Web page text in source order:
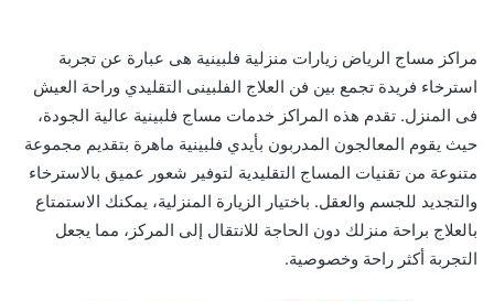
مراكز مساج الرياض زيارات منزلية فلبينية هى عبارة عن تجربة
استرخاء فريدة تجمع بين فن العلاج الفلبينى التقليدي وراحة العيش
فى المنزل. تقدم هذه المراكز خدمات مساج فلبينية عالية الجودة،
حيث يقوم المعالجون المدربون بأيدي فلبينية ماهرة بتقديم مجموعة
متنوعة من تقنيات المساج التقليدية لتوفير شعور عميق بالاسترخاء
والتجديد للجسم والعقل. باختيار الزيارة المنزلية، يمكنك الاستمتاع
بالعلاج براحة منزلك دون الحاجة للانتقال إلى المركز، مما يجعل
التجربة أكثر راحة وخصوصية.